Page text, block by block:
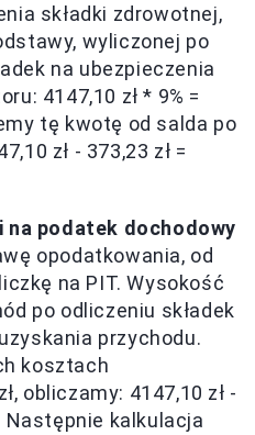
składki zdrowotnej,
wyliczonej po
na ubezpieczenia
4147,10 zł * 9% =
tę kwotę od salda po
zł - 373,23 zł =
na podatek dochodowy
opodatkowania, od
na PIT. Wysokość
po odliczeniu składek
przychodu.
kosztach
obliczamy: 4147,10 zł -
Następnie kalkulacja